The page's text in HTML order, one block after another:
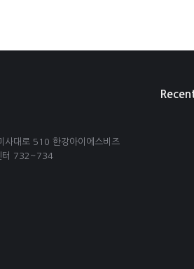
사대로 510 한강아이에스비즈
터 732~734